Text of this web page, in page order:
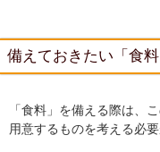
備えておきたい「食料
「食料」を備える際は、
用意するものを考える必要